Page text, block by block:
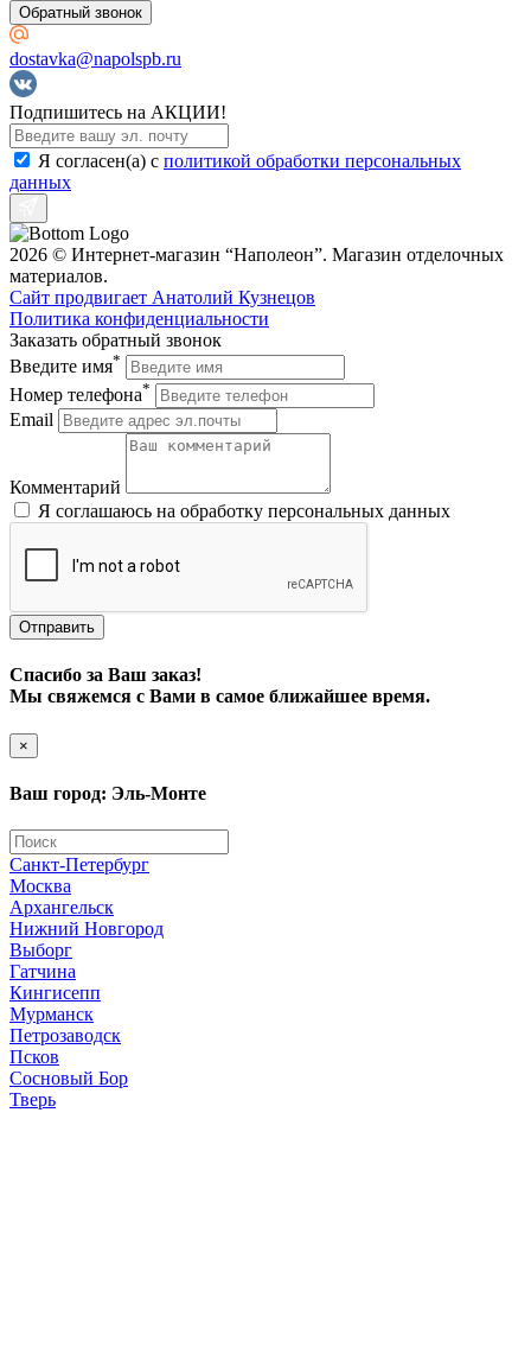
Обратный звонок
dostavka@napolspb.ru
Подпишитесь на АКЦИИ!
Я согласен(a) с политикой обработки персональных
данных
2026 © Интернет-магазин “Наполеон”. Магазин отделочных
материалов.
Сайт продвигает Анатолий Кузнецов
Политика конфиденциальности
Заказать обратный звонок
Введите имя*
Номер телефона*
Email
Комментарий
Я соглашаюсь на обработку персональных данных
Отправить
Спасибо за Ваш заказ!
Мы свяжемся с Вами в самое ближайшее время.
×
Ваш город: Эль-Монте
Санкт-Петербург
Москва
Архангельск
Нижний Новгород
Выборг
Гатчина
Кингисепп
Мурманск
Петрозаводск
Псков
Сосновый Бор
Тверь